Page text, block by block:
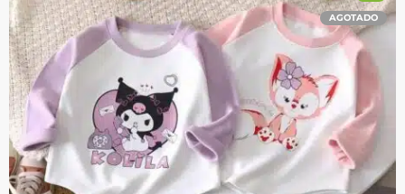
AGOTADO